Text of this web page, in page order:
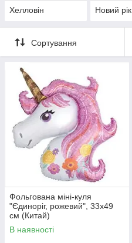
Хелловін Новий рік
Сортування
Фольгована міні-куля
"Єдиноріг, рожевий", 33х49
см (Китай)
В наявності